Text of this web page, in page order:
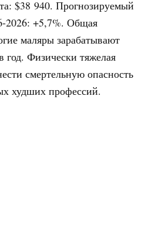
$38 940. Прогнозируемый
2026: +5,7%. Общая
маляры зарабатывают
год. Физически тяжелая
смертельную опасность
худших профессий.